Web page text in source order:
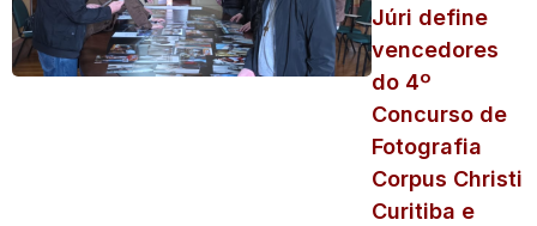
Júri define
vencedores
do 4º
Concurso de
Fotografia
Corpus Christi
Curitiba e